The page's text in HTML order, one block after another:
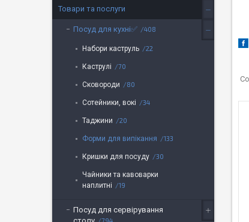
Товари та послуги
Посуд для кухні✅ 408
Набори каструль 22
Каструлі 70
Сковороди 80
Сотейники, вокі 34
Таджини 20
Форми для випікання 133
Кришки для посуду 30
Чайники та кавоварки
наплитні
19
Посуд для сервірування